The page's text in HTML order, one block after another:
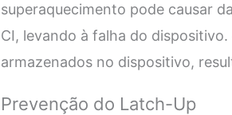
superaquecimento pode causar
CI, levando à falha do
armazenados no dispositivo,
Prevenção do Latch-Up